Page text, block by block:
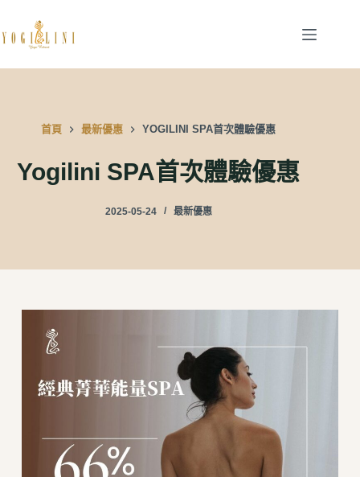
至
首頁 最新優惠 YOGILINI SPA首次體驗優惠
Yogilini SPA首次體驗優惠
2025-05-24 最新優惠